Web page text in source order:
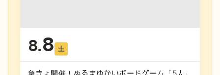
8.8 土
急きょ開催！ぬるまゆかいボードゲーム「5人」